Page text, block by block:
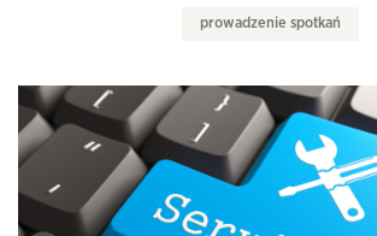
prowadzenie spotkań